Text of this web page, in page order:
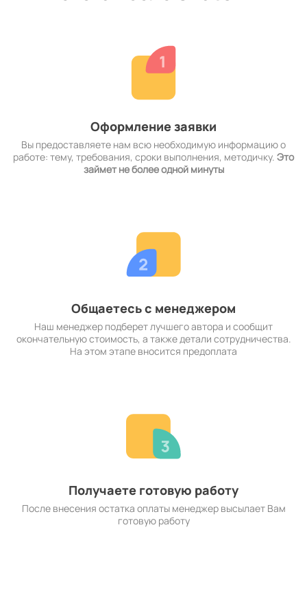
Оформление заявки
Вы предоставляете нам всю необходимую информацию о
работе: тему, требования, сроки выполнения, методичку. Это
займет не более одной минуты
Общаетесь с менеджером
Наш менеджер подберет лучшего автора и сообщит
окончательную стоимость, а также детали сотрудничества.
На этом этапе вносится предоплата
Получаете готовую работу
После внесения остатка оплаты менеджер высылает Вам
готовую работу